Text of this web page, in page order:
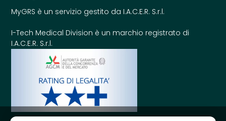
MyGRS è un servizio gestito da I.A.C.E.R. S.r.l.
I-Tech Medical Division è un marchio registrato di
I.A.C.E.R. S.r.l.